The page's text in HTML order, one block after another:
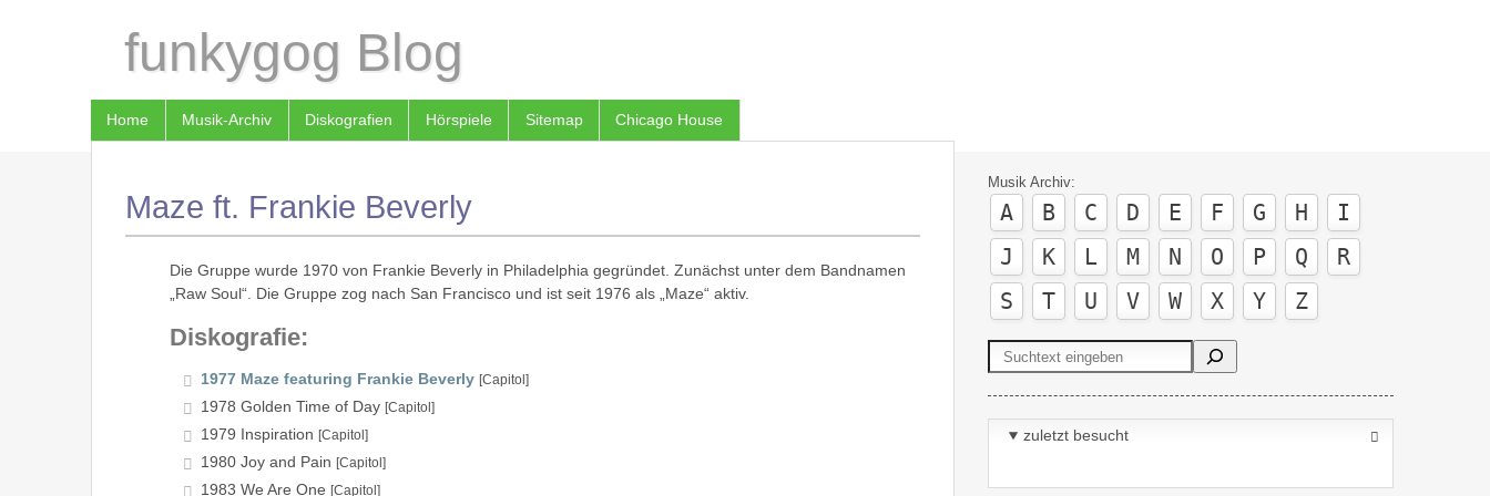
funkygog Blog
Home Musik-Archiv Diskografien Hörspiele Sitemap Chicago House
Maze ft. Frankie Beverly
Die Gruppe wurde 1970 von Frankie Beverly in Philadelphia gegründet. Zunächst unter dem Bandnamen
„Raw Soul“. Die Gruppe zog nach San Francisco und ist seit 1976 als „Maze“ aktiv.
Diskografie:
1977 Maze featuring Frankie Beverly [Capitol]
1978 Golden Time of Day [Capitol]
1979 Inspiration [Capitol]
1980 Joy and Pain [Capitol]
1983 We Are One [Capitol]
Musik Archiv:
A B C D E F G H
I
J
K L M N O P Q
R
S
T U V W X Y Z
Suchen
zuletzt besucht